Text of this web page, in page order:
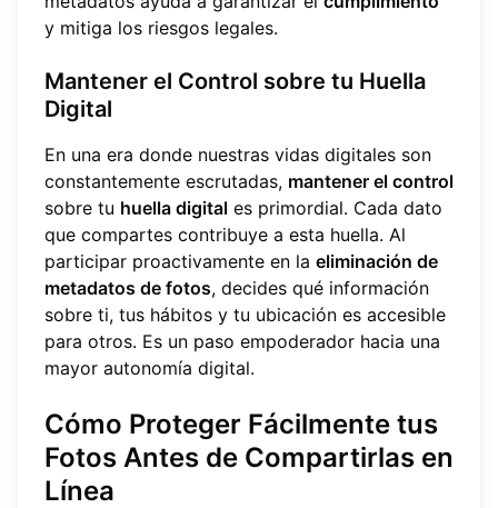
y mitiga los riesgos legales.
Mantener el Control sobre tu Huella
Digital
En una era donde nuestras vidas digitales son
constantemente escrutadas, mantener el control
sobre tu huella digital es primordial. Cada dato
que compartes contribuye a esta huella. Al
participar proactivamente en la eliminación de
metadatos de fotos, decides qué información
sobre ti, tus hábitos y tu ubicación es accesible
para otros. Es un paso empoderador hacia una
mayor autonomía digital.
Cómo Proteger Fácilmente tus
Fotos Antes de Compartirlas en
Línea